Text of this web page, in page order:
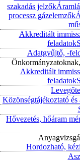
szakadás jelzők
processz gázelemzők
Akkreditált
feladatok
Adatgyűjtő, -
Akkreditált
feladatok
Közönségtájékoztató és
Hővezetés, hőáram
Hordozható,